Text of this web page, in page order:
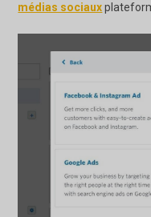
médias sociaux